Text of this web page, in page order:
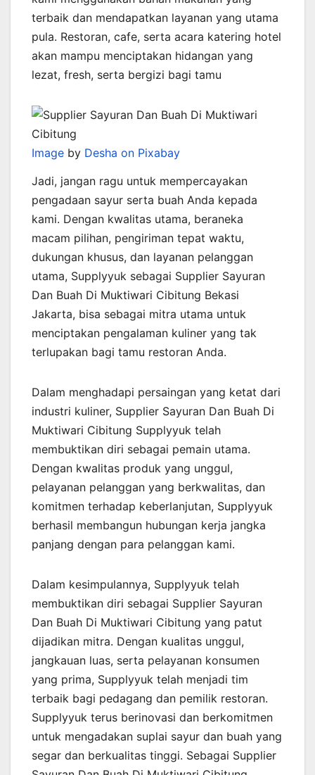
terbaik dan mendapatkan layanan yang utama
pula. Restoran, cafe, serta acara katering hotel
akan mampu menciptakan hidangan yang
lezat, fresh, serta bergizi bagi tamu
Image by Desha on Pixabay
Jadi, jangan ragu untuk mempercayakan
pengadaan sayur serta buah Anda kepada
kami. Dengan kwalitas utama, beraneka
macam pilihan, pengiriman tepat waktu,
dukungan khusus, dan layanan pelanggan
utama, Supplyyuk sebagai Supplier Sayuran
Dan Buah Di Muktiwari Cibitung Bekasi
Jakarta, bisa sebagai mitra utama untuk
menciptakan pengalaman kuliner yang tak
terlupakan bagi tamu restoran Anda.
Dalam menghadapi persaingan yang ketat dari
industri kuliner, Supplier Sayuran Dan Buah Di
Muktiwari Cibitung Supplyyuk telah
membuktikan diri sebagai pemain utama.
Dengan kwalitas produk yang unggul,
pelayanan pelanggan yang berkwalitas, dan
komitmen terhadap keberlanjutan, Supplyyuk
berhasil membangun hubungan kerja jangka
panjang dengan para pelanggan kami.
Dalam kesimpulannya, Supplyyuk telah
membuktikan diri sebagai Supplier Sayuran
Dan Buah Di Muktiwari Cibitung yang patut
dijadikan mitra. Dengan kualitas unggul,
jangkauan luas, serta pelayanan konsumen
yang prima, Supplyyuk telah menjadi tim
terbaik bagi pedagang dan pemilik restoran.
Supplyyuk terus berinovasi dan berkomitmen
untuk mengadakan suplai sayur dan buah yang
segar dan berkualitas tinggi. Sebagai Supplier